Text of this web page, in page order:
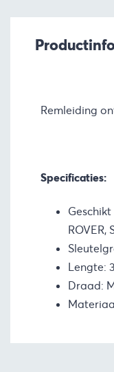
Remleiding
Specificaties:
Geschikt
ROVER,
Lengte:
Draad: